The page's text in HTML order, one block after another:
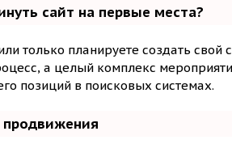
сайт на первые места?
только планируете создать свой
а целый комплекс
позиций в поисковых системах.
продвижения